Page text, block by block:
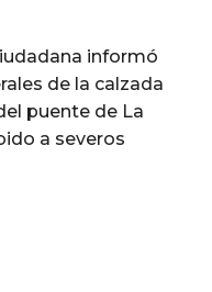
informó
de la calzada
puente de La
a severos